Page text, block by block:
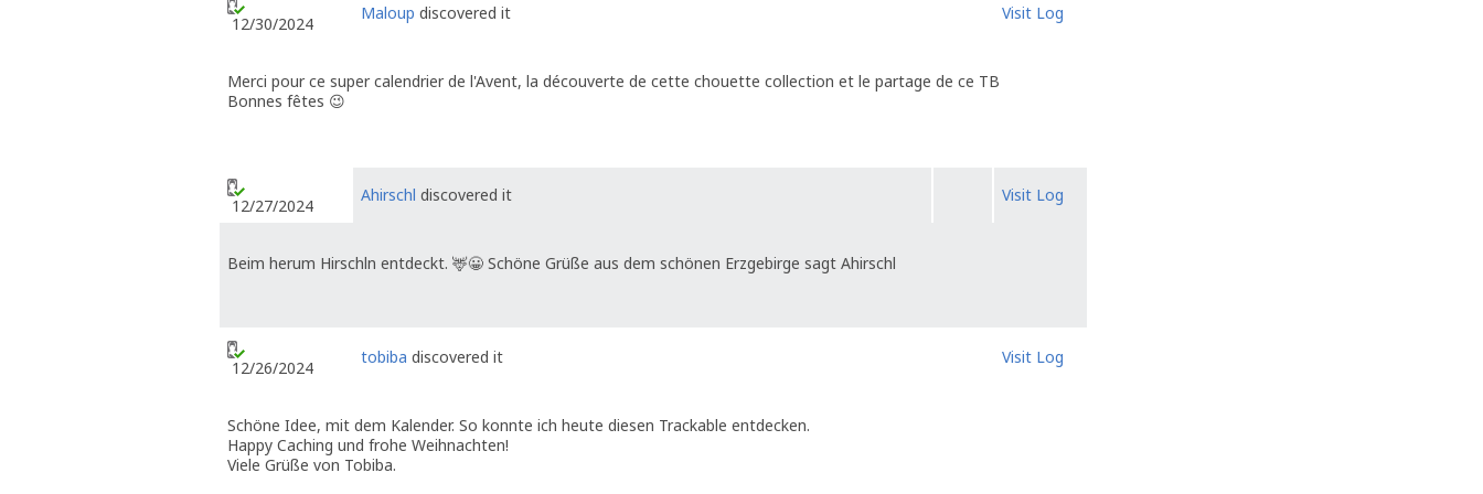
12/30/2024 Maloup discovered it Visit Log
Merci pour ce super calendrier de l'Avent, la découverte de cette chouette collection et le partage de ce TB
Bonnes fêtes 😉
12/27/2024 Ahirschl discovered it Visit Log
Beim herum Hirschln entdeckt. 🦌😀 Schöne Grüße aus dem schönen Erzgebirge sagt Ahirschl
12/26/2024 tobiba discovered it Visit Log
Schöne Idee, mit dem Kalender. So konnte ich heute diesen Trackable entdecken.
Happy Caching und frohe Weihnachten!
Viele Grüße von Tobiba.